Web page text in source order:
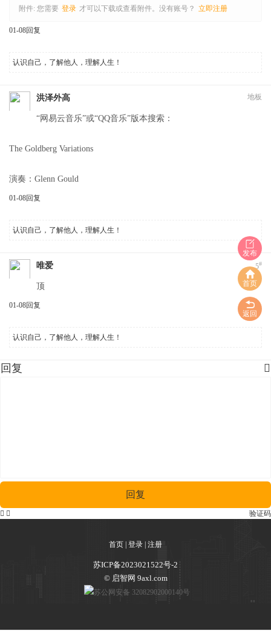
附件: 您需要 登录 才可以下载或查看附件。没有账号？ 立即注册
01-08回复
认识自己，了解他人，理解人生！
地板
洪泽外高
“网易云音乐”或“QQ音乐”版本搜索：
The Goldberg Variations
演奏：Glenn Gould
01-08回复
认识自己，了解他人，理解人生！
5#
唯爱
顶
01-08回复
认识自己，了解他人，理解人生！
发布
首页
返回

回复
回复
验证码
 
首页 登录 注册
苏ICP备2023021522号-2
© 启智网 9axl.com
苏公网安备 32082902000140号